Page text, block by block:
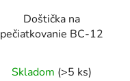
Doštička na
pečiatkovanie BC-12
Skladom (>5 ks)